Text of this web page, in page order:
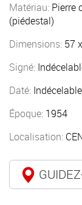
Matériau: Pierre
(piédestal)
Dimensions: 57
Signé:
Daté: Indécelable
Époque: 1954
Localisation: